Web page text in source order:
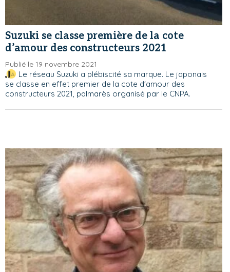
Suzuki se classe première de la cote
d’amour des constructeurs 2021
Publié le 19 novembre 2021
Le réseau Suzuki a plébiscité sa marque. Le japonais
se classe en effet premier de la cote d'amour des
constructeurs 2021, palmarès organisé par le CNPA.